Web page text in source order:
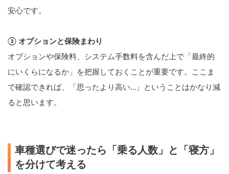
安心です。
③ オプションと保険まわり
オプションや保険料、システム手数料を含んだ上で「最終的
にいくらになるか」を把握しておくことが重要です。ここま
で確認できれば、「思ったより高い…」ということはかなり減
ると思います。
車種選びで迷ったら「乗る人数」と「寝方」
を分けて考える